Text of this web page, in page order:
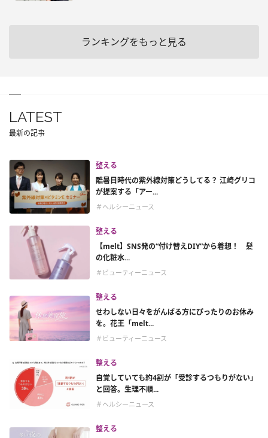
ランキングをもっと見る
LATEST
最新の記事
整える
酷暑日時代の紫外線対策どうしてる？ 江崎グリコ
が提案する「アー...
＃ヘルシーニュース
整える
【melt】SNS発の“付け替えDIY”から着想！ 髪
の化粧水...
＃ビューティーニュース
整える
せわしない日々をがんばる方にぴったりのお休み
を。花王「melt...
＃ビューティーニュース
整える
自覚していても約4割が「受診するつもりがない」
と回答。生理不順...
＃ヘルシーニュース
整える